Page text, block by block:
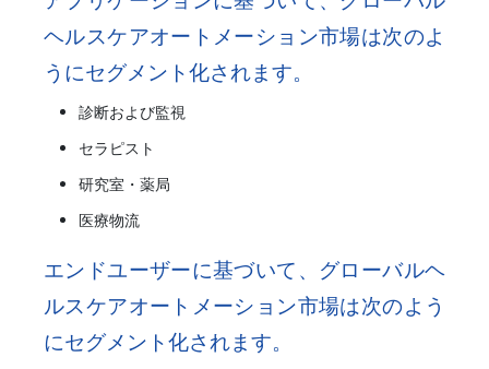
ヘルスケアオートメーション市場は次のよ
うにセグメント化されます。
診断および監視
セラピスト
研究室・薬局
医療物流
エンドユーザーに基づいて、グローバルヘ
ルスケアオートメーション市場は次のよう
にセグメント化されます。